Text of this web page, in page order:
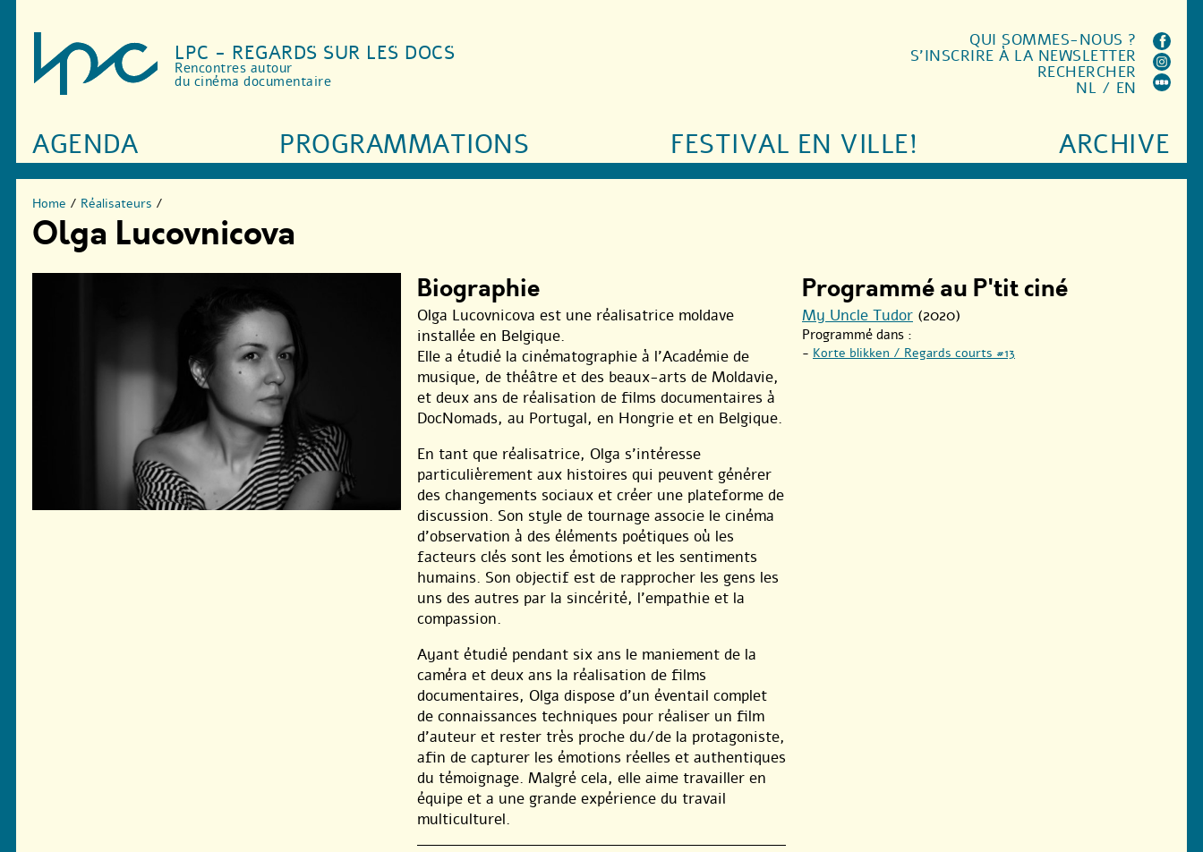
LPC - REGARDS SUR LES DOCS
Rencontres autour
du cinéma documentaire
AGENDA PROGRAMMATIONS FESTIVAL EN VILLE! ARCHIVE
QUI SOMMES-NOUS ?
S'INSCRIRE À LA NEWSLETTER
RECHERCHER
NL / EN
Home / Réalisateurs /
Olga Lucovnicova
Biographie
Olga Lucovnicova est une réalisatrice moldave
installée en Belgique.
Elle a étudié la cinématographie à l’Académie de
musique, de théâtre et des beaux-arts de Moldavie,
et deux ans de réalisation de films documentaires à
DocNomads, au Portugal, en Hongrie et en Belgique.
En tant que réalisatrice, Olga s’intéresse
particulièrement aux histoires qui peuvent générer
des changements sociaux et créer une plateforme de
discussion. Son style de tournage associe le cinéma
d’observation à des éléments poétiques où les
facteurs clés sont les émotions et les sentiments
humains. Son objectif est de rapprocher les gens les
uns des autres par la sincérité, l’empathie et la
compassion.
Ayant étudié pendant six ans le maniement de la
caméra et deux ans la réalisation de films
documentaires, Olga dispose d’un éventail complet
de connaissances techniques pour réaliser un film
d’auteur et rester très proche du/de la protagoniste,
afin de capturer les émotions réelles et authentiques
du témoignage. Malgré cela, elle aime travailler en
équipe et a une grande expérience du travail
multiculturel.
Programmé au P'tit ciné
My Uncle Tudor (2020)
Programmé dans :
- Korte blikken / Regards courts #13